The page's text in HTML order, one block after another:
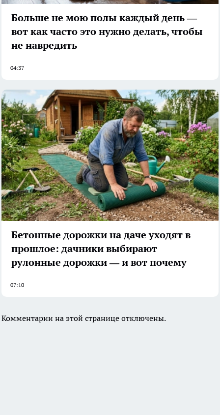
Больше не мою полы каждый день —
вот как часто это нужно делать, чтобы
не навредить
04:37
Бетонные дорожки на даче уходят в
прошлое: дачники выбирают
рулонные дорожки — и вот почему
07:10
Комментарии на этой странице отключены.